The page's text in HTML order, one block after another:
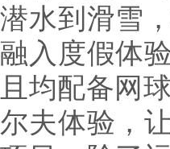
潜水到滑雪
融入度假体
且均配备网
尔夫体验，